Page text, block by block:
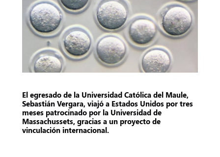
El egresado de la Universidad Católica del Maule,
Sebastián Vergara, viajó a Estados Unidos por tres
meses patrocinado por la Universidad de
Massachussets, gracias a un proyecto de
vinculación internacional.